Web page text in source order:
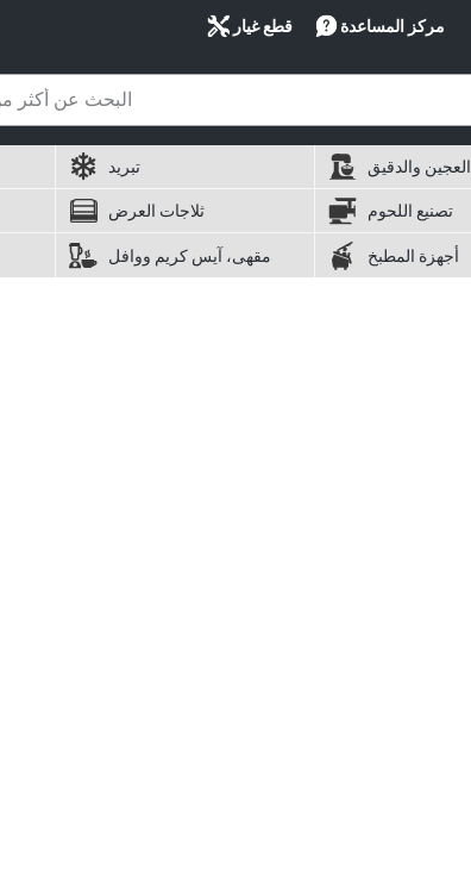
قطع غيار مركز المساعدة
تبريد العجين والدقيق
ثلاجات العرض تصنيع اللحوم
مقهى، آيس كريم ووافل أجهزة المطبخ